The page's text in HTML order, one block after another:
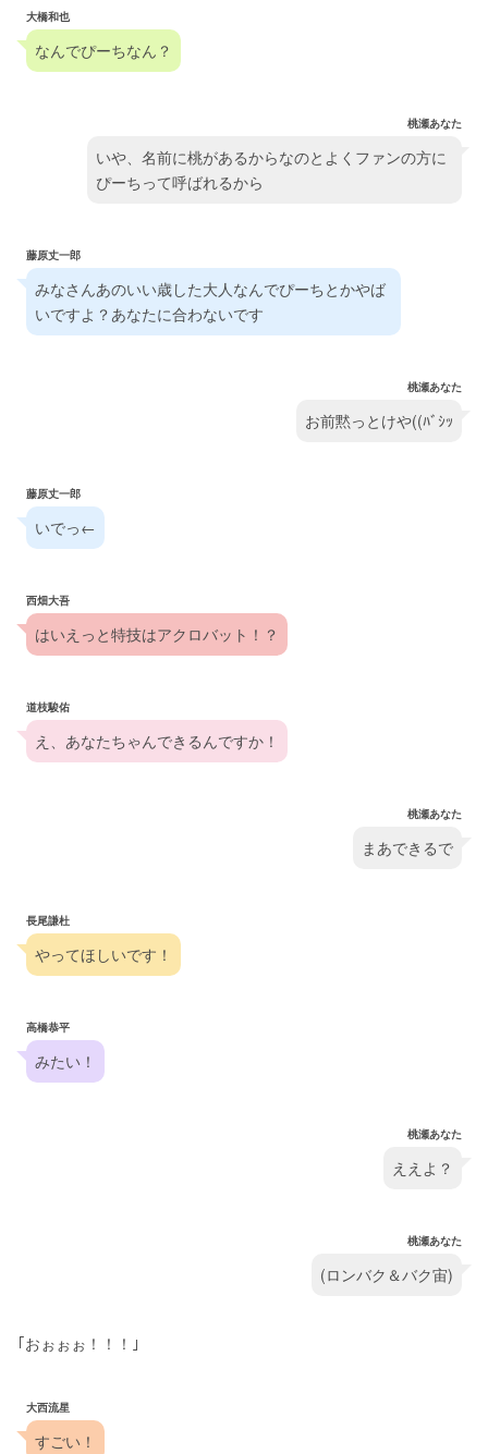
大橋和也
なんでぴーちなん？
桃瀬あなた
いや、名前に桃があるからなのとよくファンの方に
ぴーちって呼ばれるから
藤原丈一郎
みなさんあのいい歳した大人なんでぴーちとかやば
いですよ？あなたに合わないです
桃瀬あなた
お前黙っとけや((ﾊﾞｼｯ
藤原丈一郎
いでっ←
西畑大吾
はいえっと特技はアクロバット！？
道枝駿佑
え、あなたちゃんできるんですか！
桃瀬あなた
まあできるで
長尾謙杜
やってほしいです！
高橋恭平
みたい！
桃瀬あなた
ええよ？
桃瀬あなた
(ロンバク＆バク宙)
｢おぉぉぉ！！！｣
大西流星
すごい！